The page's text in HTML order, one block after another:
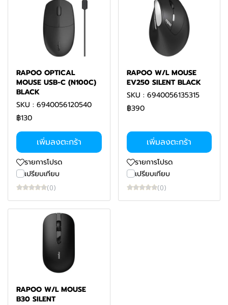
RAPOO OPTICAL
MOUSE USB-C (N100C)
BLACK
SKU : 6940056120540
฿130
เพิ่มลงตะกร้า
รายการโปรด
เปรียบเทียบ
(0)
RAPOO W/L MOUSE
EV250 SILENT BLACK
SKU : 6940056135315
฿390
เพิ่มลงตะกร้า
รายการโปรด
เปรียบเทียบ
(0)
RAPOO W/L MOUSE
B30 SILENT